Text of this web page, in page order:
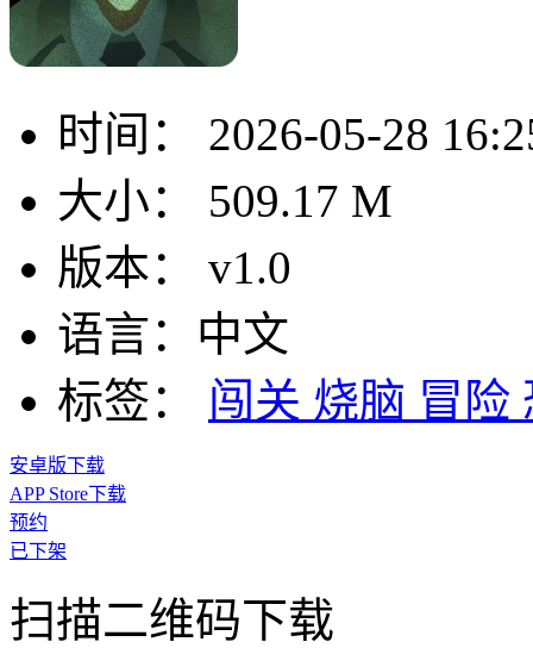
时间：
2026-05-28
大小：
509.17 M
版本：
v1.0
语言： 中文
标签：
闯关 烧脑 冒险
安卓版下载
APP Store下载
预约
已下架
扫描二维码下载